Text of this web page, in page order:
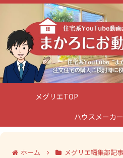
メグリエTOP
ハウスメーカ
ホーム メグリエ編集部記事